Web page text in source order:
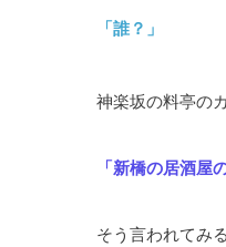
「誰？」
神楽坂の料亭の
「新橋の居酒屋
そう言われてみ